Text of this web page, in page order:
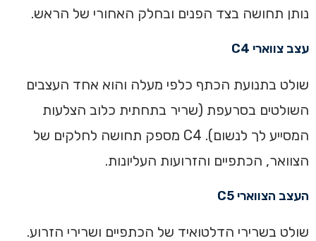
נותן תחושה בצד הפנים ובחלק האחורי של הראש.‏
‏עצב צווארי C4‏‏
שולט בתנועת הכתף כלפי מעלה והוא אחד העצבים
השולטים בסרעפת (שריר בתחתית כלוב הצלעות
המסייע לך לנשום). C4 מספק תחושה לחלקים של
הצוואר, הכתפיים והזרועות העליונות.‏
‏העצב הצווארי C5‏‏
שולט בשרירי הדלטואיד של הכתפיים ושרירי הזרוע.